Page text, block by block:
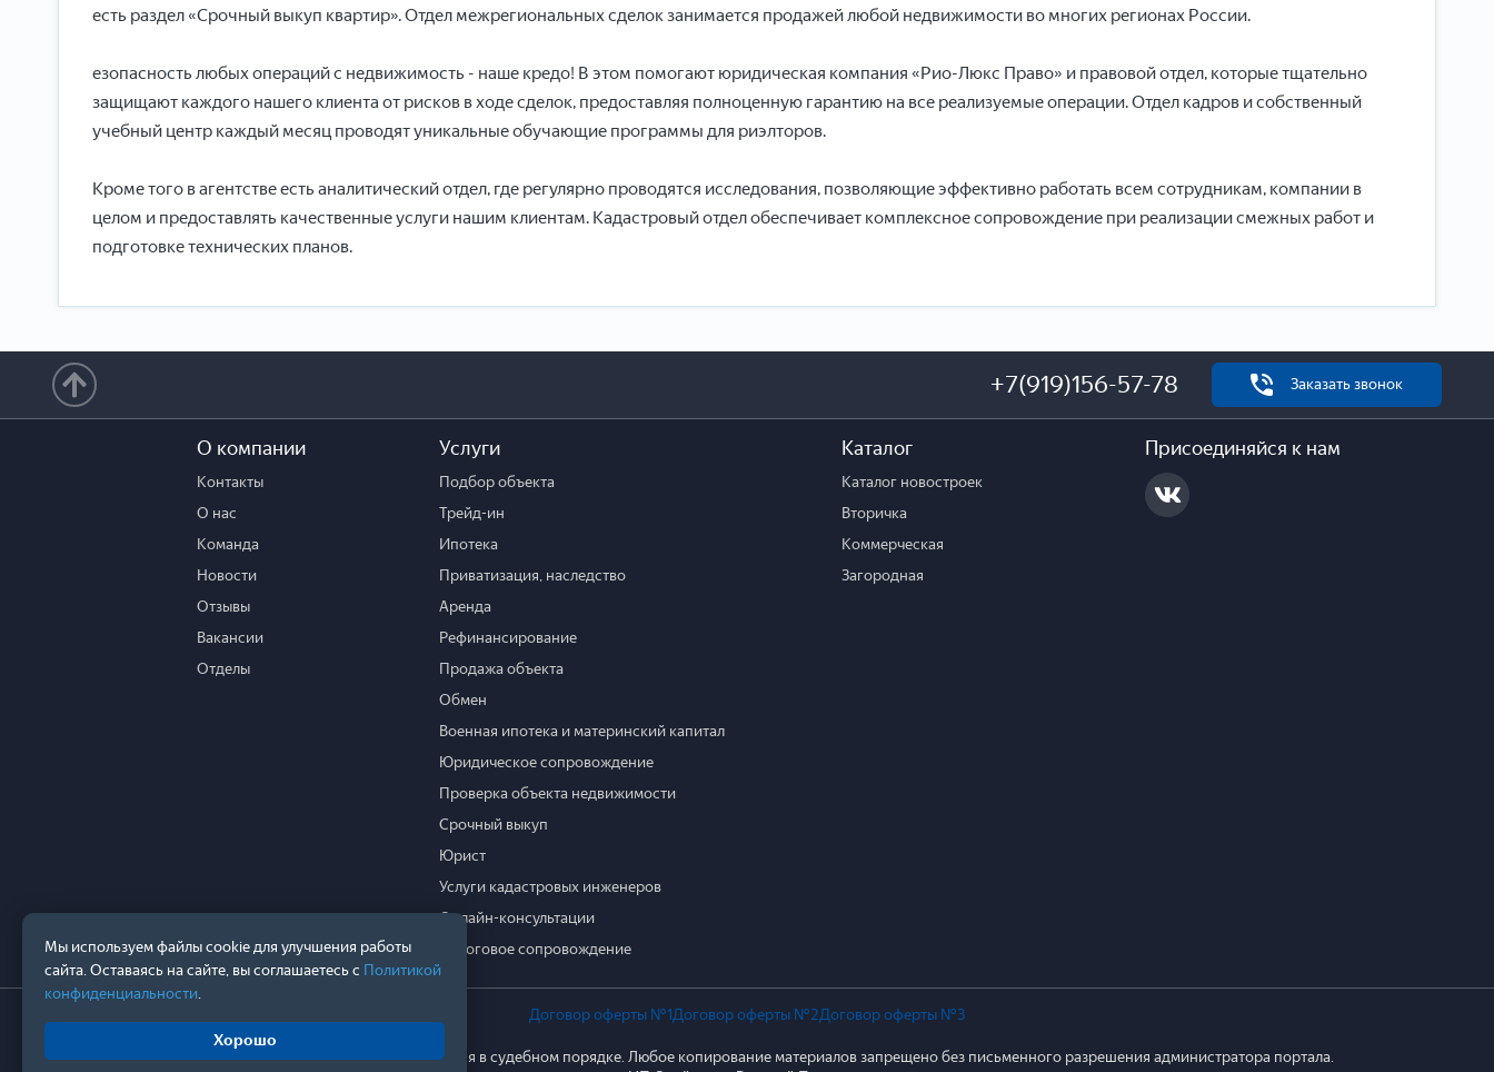
Мы используем файлы cookie для улучшения работы
сайта. Оставаясь на сайте, вы соглашаетесь с Политикой
конфиденциальности.
Хорошо
есть раздел «Срочный выкуп квартир». Отдел межрегиональных сделок занимается продажей любой недвижимости во многих регионах России.
езопасность любых операций с недвижимость - наше кредо! В этом помогают юридическая компания «Рио-Люкс Право» и правовой отдел, которые тщательно
защищают каждого нашего клиента от рисков в ходе сделок, предоставляя полноценную гарантию на все реализуемые операции. Отдел кадров и собственный
учебный центр каждый месяц проводят уникальные обучающие программы для риэлторов.
Кроме того в агентстве есть аналитический отдел, где регулярно проводятся исследования, позволяющие эффективно работать всем сотрудникам, компании в
целом и предоставлять качественные услуги нашим клиентам. Кадастровый отдел обеспечивает комплексное сопровождение при реализации смежных работ и
подготовке технических планов.
+7(919)156-57-78 Заказать звонок
О компании
Контакты
О нас
Команда
Новости
Отзывы
Вакансии
Отделы
Услуги
Подбор объекта
Трейд-ин
Ипотека
Приватизация, наследство
Аренда
Рефинансирование
Продажа объекта
Обмен
Военная ипотека и материнский капитал
Юридическое сопровождение
Проверка объекта недвижимости
Срочный выкуп
Юрист
Услуги кадастровых инженеров
Онлайн-консультации
Налоговое сопровождение
Каталог
Каталог новостроек
Вторичка
Коммерческая
Загородная
Присоединяйся к нам
Договор оферты №1Договор оферты №2Договор оферты №3
© Все права защищены и будут отстаиваться в судебном порядке. Любое копирование материалов запрещено без письменного разрешения администратора портала.